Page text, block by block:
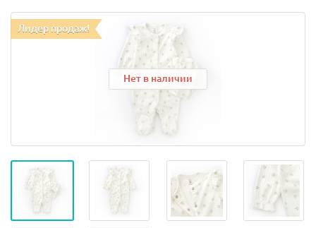
Лидер продаж!
Нет в наличии